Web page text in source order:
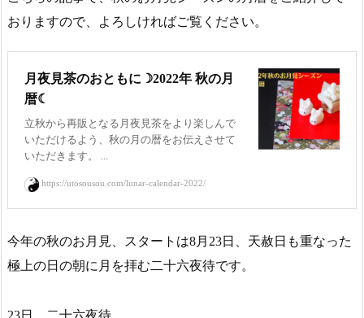
おりますので、よろしければご覧ください。
月夜見茶のおともに☽2022年 秋の月
暦☾
立秋から再販となる月夜見茶をより楽しんで
いただけるよう、秋の月の暦をお伝えさせて
いただきます。 ...
https://utosousou.com/lunar-calendar-2022/
今年の秋のお月見、スタートは8月23日、天赦日も重なった
極上の日の朝に月を拝む二十六夜待です。
23日 二十六夜待